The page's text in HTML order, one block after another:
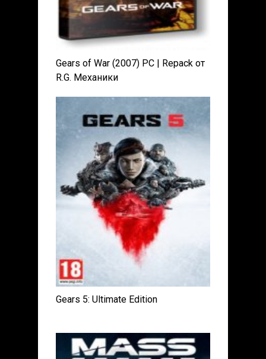
Gears of War (2007) PC | Reрack от
R.G. Механики
Gears 5: Ultimate Edition